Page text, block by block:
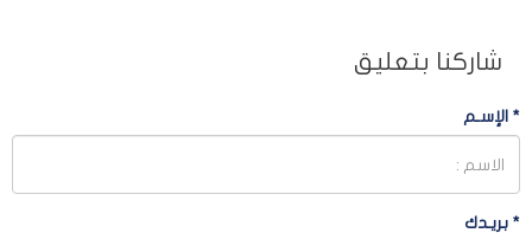
شاركنا بتعليق
* الإسـم
* بريـدك